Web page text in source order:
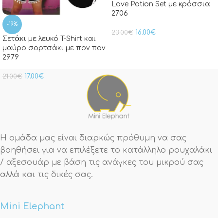
-19%
Σετάκι με λευκό T-Shirt και
μαύρο σορτσάκι με πον πον
2979
21.00€ 17.00€
Love Potion Set με κρόσσια
2706
23.00€ 16.00€
Η ομάδα μας είναι διαρκώς πρόθυμη να σας
βοηθήσει για να επιλέξετε το κατάλληλο ρουχαλάκι
/ αξεσουάρ με βάση τις ανάγκες του μικρού σας
αλλά και τις δικές σας.
Mini Elephant